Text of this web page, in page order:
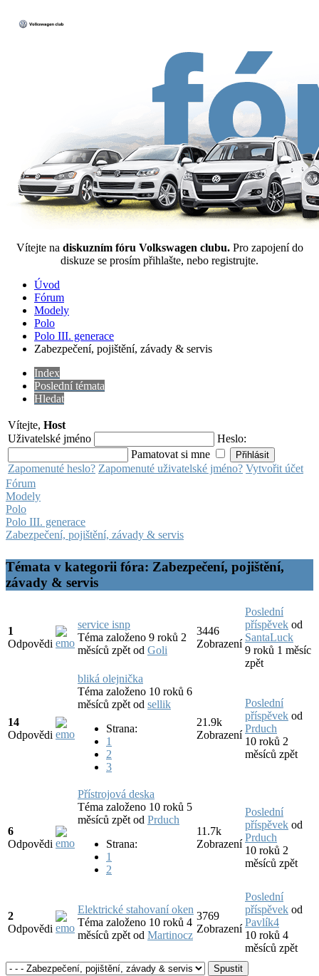
Vítejte na diskuzním fóru Volkswagen clubu. Pro zapojení do
diskuze se prosím přihlašte, nebo registrujte.
Úvod
Fórum
Modely
Polo
Polo III. generace
Zabezpečení, pojištění, závady & servis
Index
Poslední témata
Hledat
Vítejte, Host
Uživatelské jméno
Heslo:
Pamatovat si mne
Zapomenuté heslo? Zapomenuté uživatelské jméno? Vytvořit účet
Fórum
Modely
Polo
Polo III. generace
Zabezpečení, pojištění, závady & servis
Témata v kategorii fóra: Zabezpečení, pojištění,
závady & servis
1
Odpovědi
service isnp
Téma založeno 9 roků 2
měsíců zpětod Goli
3446
Zobrazení
Poslední
příspěvek od
SantaLuck
9 roků 1 měsíc
zpět
14
Odpovědi
bliká olejnička
Téma založeno 10 roků 6
měsíců zpětod sellik
Strana:
1
2
3
21.9k
Zobrazení
Poslední
příspěvek od
Prduch
10 roků 2
měsíců zpět
6
Odpovědi
Přístrojová deska
Téma založeno 10 roků 5
měsíců zpětod Prduch
Strana:
1
2
11.7k
Zobrazení
Poslední
příspěvek od
Prduch
10 roků 2
měsíců zpět
2
Odpovědi
Elektrické stahovaní oken
Téma založeno 10 roků 4
měsíců zpětod Martinocz
3769
Zobrazení
Poslední
příspěvek od
Pavlík4
10 roků 4
měsíců zpět